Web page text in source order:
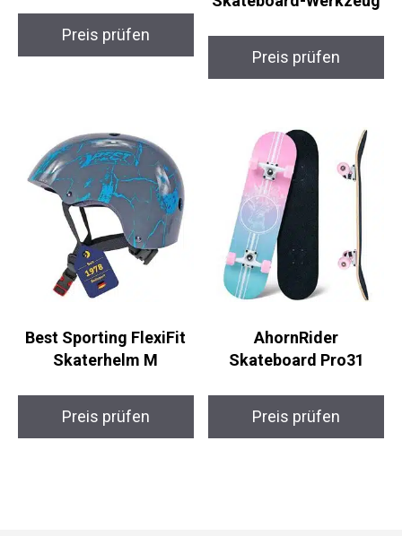
Preis prüfen
Preis prüfen
Skaterhelm M
Skateboard Pro31